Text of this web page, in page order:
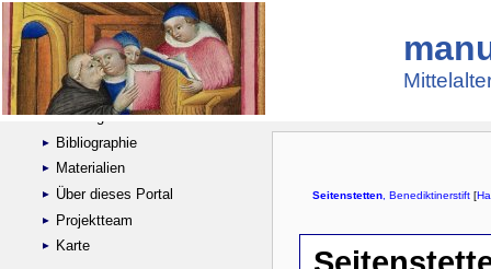
Suche
Handschriftensammlungen
Digitalisierte Handschriften
Kataloge
Bibliographie
Materialien
Über dieses Portal
Projektteam
Karte